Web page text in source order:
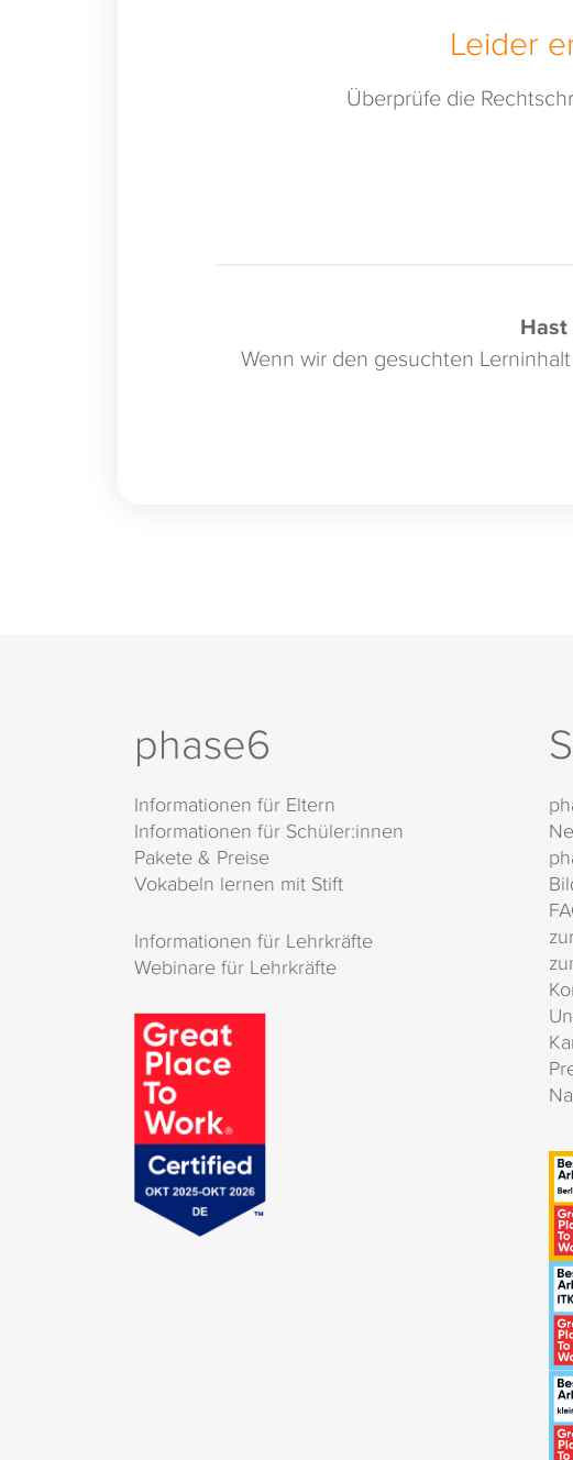
Leider
Überprüfe die
Wenn wir den gesuchten
phase6
Informationen für Eltern
Informationen für Schüler:innen
Pakete & Preise
Vokabeln lernen mit Stift
Informationen für Lehrkräfte
Webinare für Lehrkräfte